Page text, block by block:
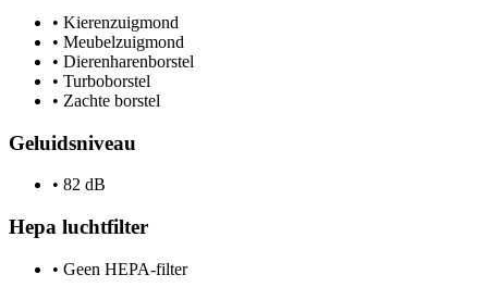
• Kierenzuigmond
• Meubelzuigmond
• Dierenharenborstel
• Turboborstel
• Zachte borstel
Geluidsniveau
• 82 dB
Hepa luchtfilter
• Geen HEPA-filter